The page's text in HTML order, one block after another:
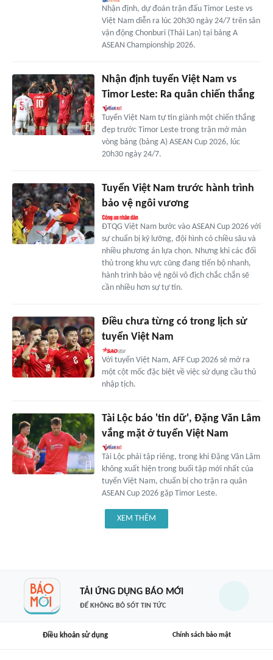
Nhận định, dự đoán trận đấu Timor Leste vs
Việt Nam diễn ra lúc 20h30 ngày 24/7 trên sân
vận động Chonburi (Thái Lan) tại bảng A
ASEAN Championship 2026.
Nhận định tuyển Việt Nam vs
Timor Leste: Ra quân chiến thắng
Tuyển Việt Nam tự tin giành một chiến thắng
đẹp trước Timor Leste trong trận mở màn
vòng bảng (bảng A) ASEAN Cup 2026, lúc
20h30 ngày 24/7.
Tuyển Việt Nam trước hành trình
bảo vệ ngôi vương
ĐTQG Việt Nam bước vào ASEAN Cup 2026 với
sự chuẩn bị kỹ lưỡng, đội hình có chiều sâu và
nhiều phương án lựa chọn. Nhưng khi các đối
thủ trong khu vực cũng đang tiến bộ nhanh,
hành trình bảo vệ ngôi vô địch chắc chắn sẽ
cần nhiều hơn sự tự tin.
Điều chưa từng có trong lịch sử
tuyển Việt Nam
Với tuyển Việt Nam, AFF Cup 2026 sẽ mở ra
một cột mốc đặc biệt về việc sử dụng cầu thủ
nhập tịch.
Tài Lộc báo 'tin dữ', Đặng Văn Lâm
vắng mặt ở tuyển Việt Nam
Tài Lộc phải tập riêng, trong khi Đặng Văn Lâm
không xuất hiện trong buổi tập mới nhất của
tuyển Việt Nam, chuẩn bị cho trận ra quân
ASEAN Cup 2026 gặp Timor Leste.
XEM THÊM
TẢI ỨNG DỤNG BÁO MỚI
ĐỂ KHÔNG BỎ SÓT TIN TỨC
Điều khoản sử dụng Chính sách bảo mật